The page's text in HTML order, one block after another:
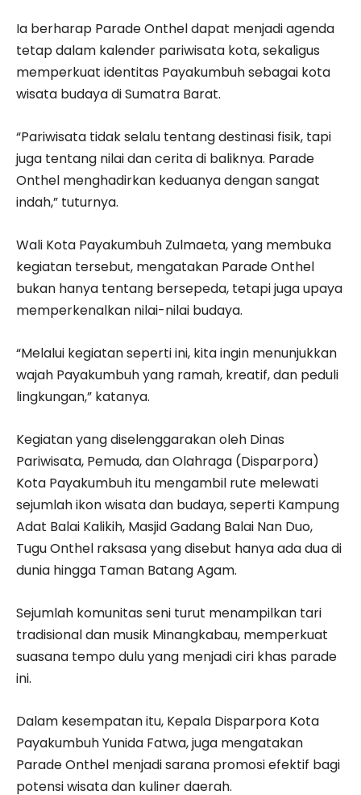
Ia berharap Parade Onthel dapat menjadi agenda
tetap dalam kalender pariwisata kota, sekaligus
memperkuat identitas Payakumbuh sebagai kota
wisata budaya di Sumatra Barat.
“Pariwisata tidak selalu tentang destinasi fisik, tapi
juga tentang nilai dan cerita di baliknya. Parade
Onthel menghadirkan keduanya dengan sangat
indah,” tuturnya.
Wali Kota Payakumbuh Zulmaeta, yang membuka
kegiatan tersebut, mengatakan Parade Onthel
bukan hanya tentang bersepeda, tetapi juga upaya
memperkenalkan nilai-nilai budaya.
“Melalui kegiatan seperti ini, kita ingin menunjukkan
wajah Payakumbuh yang ramah, kreatif, dan peduli
lingkungan,” katanya.
Kegiatan yang diselenggarakan oleh Dinas
Pariwisata, Pemuda, dan Olahraga (Disparpora)
Kota Payakumbuh itu mengambil rute melewati
sejumlah ikon wisata dan budaya, seperti Kampung
Adat Balai Kalikih, Masjid Gadang Balai Nan Duo,
Tugu Onthel raksasa yang disebut hanya ada dua di
dunia hingga Taman Batang Agam.
Sejumlah komunitas seni turut menampilkan tari
tradisional dan musik Minangkabau, memperkuat
suasana tempo dulu yang menjadi ciri khas parade
ini.
Dalam kesempatan itu, Kepala Disparpora Kota
Payakumbuh Yunida Fatwa, juga mengatakan
Parade Onthel menjadi sarana promosi efektif bagi
potensi wisata dan kuliner daerah.